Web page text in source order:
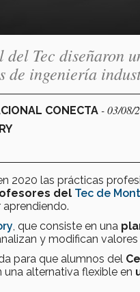
Tec diseñaron
de ingeniería
CONECTA - 03/08/
2020 las prácticas
del Tec de
, que consiste en una
y modifican
para que alumnos del
una alternativa flexible en